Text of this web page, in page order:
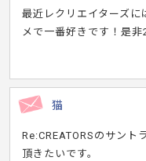
最近レクリエイターズ
メで一番好きです！是非
猫
Re:CREATORSのサント
頂きたいです。